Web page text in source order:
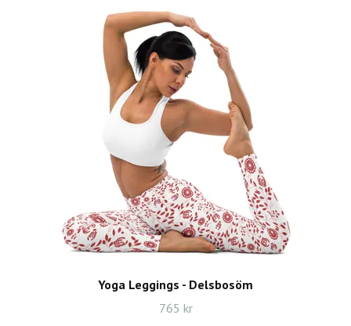
Yoga Leggings - Delsbosöm
765 kr